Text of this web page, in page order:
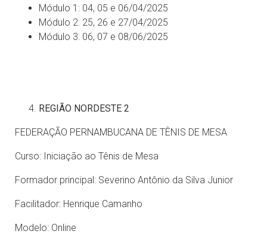
Módulo 1: 04, 05 e 06/04/2025
Módulo 2: 25, 26 e 27/04/2025
Módulo 3: 06, 07 e 08/06/2025
REGIÃO NORDESTE 2
FEDERAÇÃO PERNAMBUCANA DE TÊNIS DE MESA
Curso: Iniciação ao Tênis de Mesa
Formador principal: Severino Antônio da Silva Junior
Facilitador: Henrique Camanho
Modelo: Online